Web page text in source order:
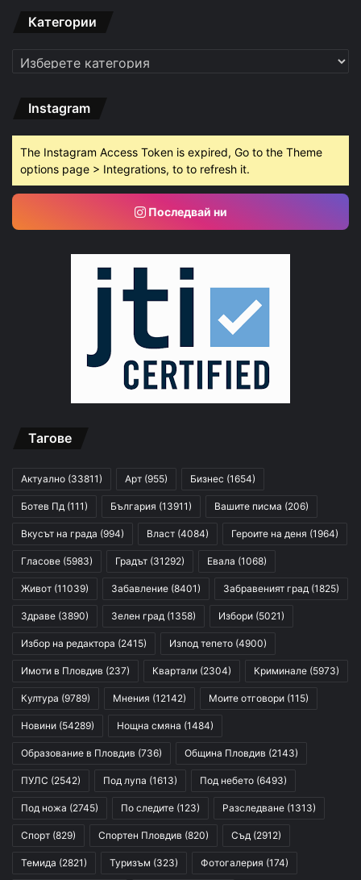
Категории
Категории
Instagram
The Instagram Access Token is expired, Go to the Theme
options page > Integrations, to to refresh it.
Последвай ни
Тагове
Актуално (33811) Арт (955) Бизнес (1654)
Ботев Пд (111) България (13911) Вашите писма (206)
Вкусът на града (994) Власт (4084) Героите на деня (1964)
Гласове (5983) Градът (31292) Евала (1068)
Живот (11039) Забавление (8401) Забравеният град (1825)
Здраве (3890) Зелен град (1358) Избори (5021)
Избор на редактора (2415) Изпод тепето (4900)
Имоти в Пловдив (237) Квартали (2304) Криминале (5973)
Култура (9789) Мнения (12142) Моите отговори (115)
Новини (54289) Нощна смяна (1484)
Образование в Пловдив (736) Община Пловдив (2143)
ПУЛС (2542) Под лупа (1613) Под небето (6493)
Под ножа (2745) По следите (123) Разследване (1313)
Спорт (829) Спортен Пловдив (820) Съд (2912)
Темида (2821) Туризъм (323) Фотогалерия (174)